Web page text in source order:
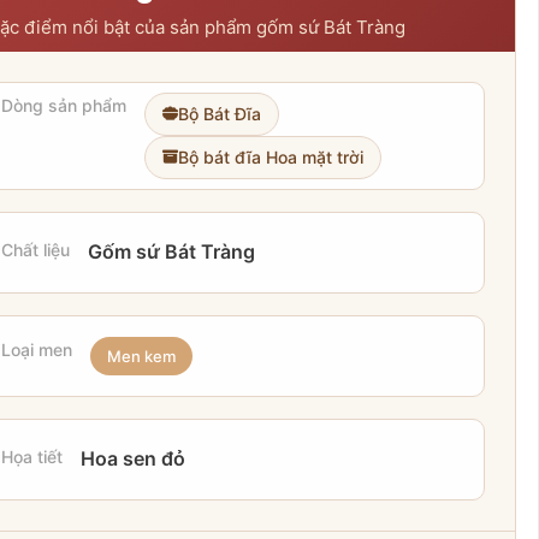
điểm nổi bật của sản phẩm gốm sứ Bát Tràng
Dòng sản phẩm Bộ Bát Đĩa
Bộ bát đĩa Hoa mặt trời
Chất liệu Gốm sứ Bát Tràng
Loại men Men kem
Họa tiết Hoa sen đỏ